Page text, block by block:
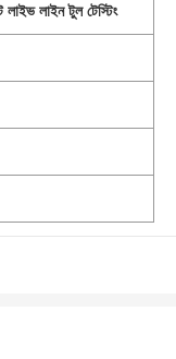
লাইন টুল টেস্টিং